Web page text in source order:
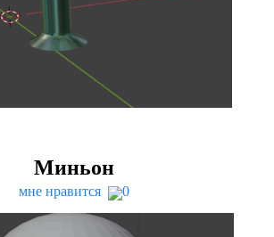
Миньон
мне нравится 0